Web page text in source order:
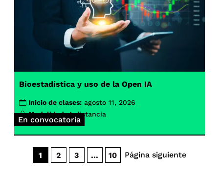
En convocatoria
Bioestadística y uso de la Open IA
Inicio de clases: agosto 11, 2026
Modalidad: A distancia
1 2 3 … 10 Página siguiente